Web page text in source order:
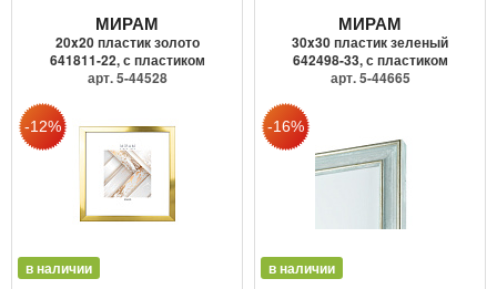
МИРАМ
20x20 пластик золото
641811-22, с пластиком
арт. 5-44528
в наличии
МИРАМ
30x30 пластик зеленый
642498-33, с пластиком
арт. 5-44665
в наличии